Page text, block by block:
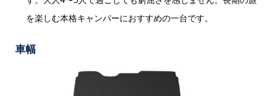
を楽しむ本格キャンパーにおすすめの一台です。
車幅